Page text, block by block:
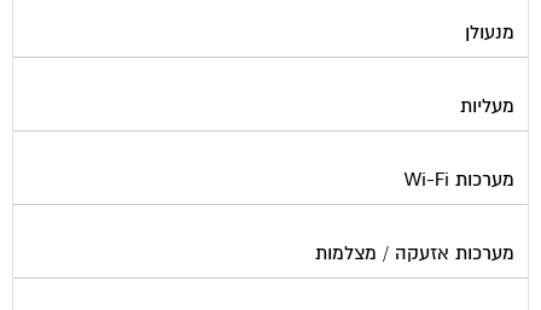
מנעולן
מעליות
מערכות Wi-Fi
מערכות אזעקה / מצלמות